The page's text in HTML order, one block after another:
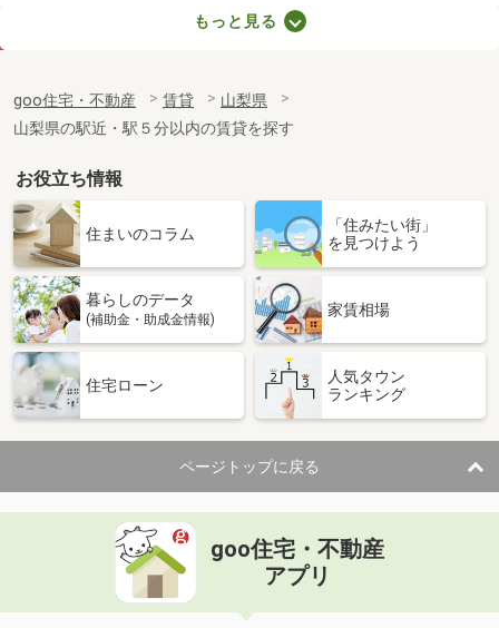
専有面積
26.08m²
間取り
1K
山梨県甲府市天神町
価 格
8.10万円
山梨県甲府市天神町
専有面積 25.89m²
間取り
山梨県笛吹市石和町川中島
住 所
山梨県笛吹市石和町川中島
専有面積 28.02m²
間取り
1K
山梨県甲府市里吉１
価 格
住 所
山梨県甲府市里吉１
専有面積 34.88m²
もっと見る
goo住宅・不動産 賃貸
山梨県
山梨県の駅近・駅５分以内の賃貸を探す
お役立ち情報
住まいのコラム
「住みたい街」
を見つけよう
暮らしのデータ
(補助金・助成金情報)
家賃相場
住宅ローン
人気タウン
ランキング
ページトップに戻る
goo住宅・不動産
アプリ